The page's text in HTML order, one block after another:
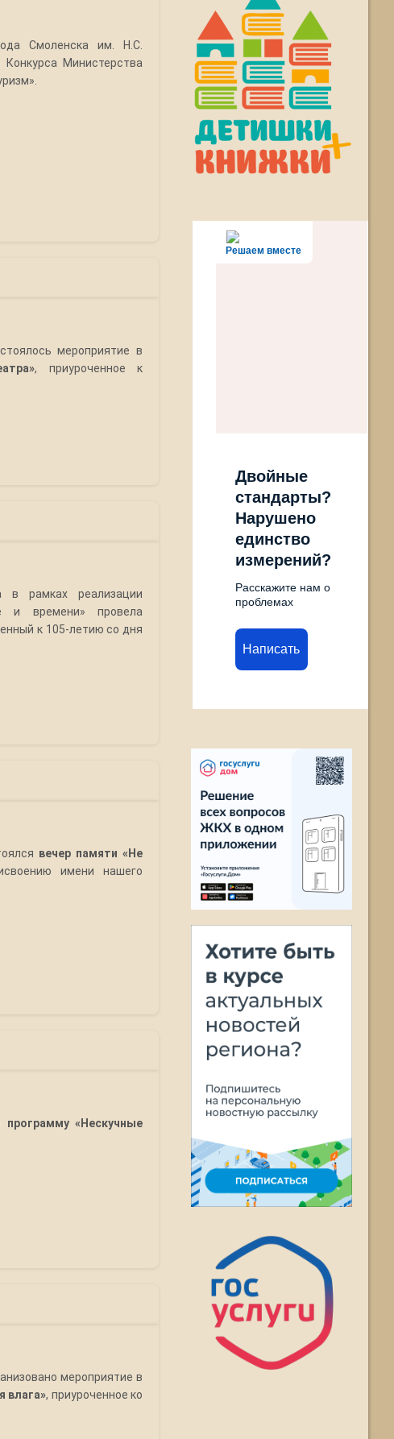
Смоленска им. Н.С.
Министерства
мероприятие в
, приуроченное к
рамках реализации
и времени» провела
к 105-летию со дня
вечер памяти «Не
имени нашего
программу «Нескучные
мероприятие в
влага», приуроченное ко
Решаем вместе
Двойные
стандарты?
Нарушено
единство
измерений?
Расскажите нам о
проблемах
Написать